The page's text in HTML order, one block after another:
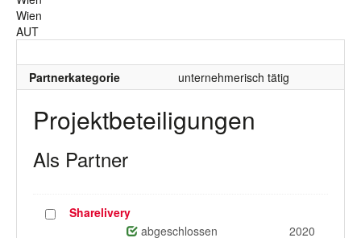
Wien
AUT
Partnerkategorie unternehmerisch tätig
Projektbeteiligungen
Als Partner
ProjektSharelivery
abgeschlossen
2020